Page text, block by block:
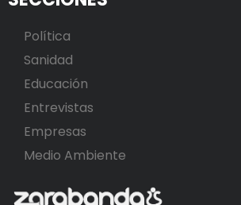
Política
Sanidad
Educación
Entrevistas
Empresas
Medio Ambiente